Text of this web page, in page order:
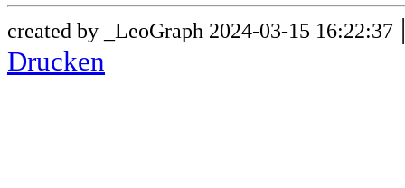
created by _LeoGraph 2024-03-15 16:22:37
Drucken